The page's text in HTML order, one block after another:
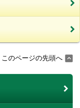
このページの先頭へ